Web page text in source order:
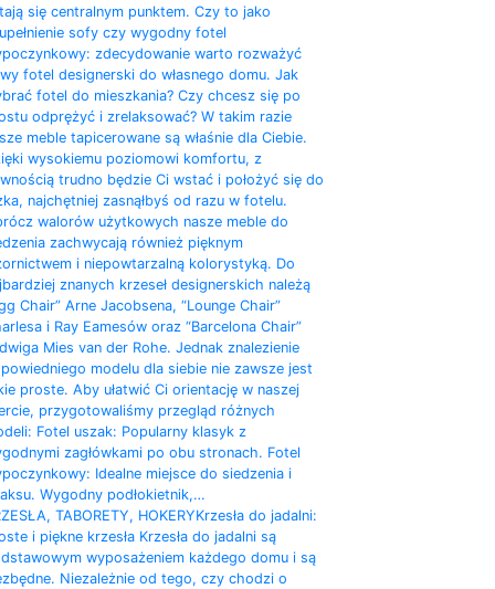
się centralnym punktem. Czy to jako
sofy czy wygodny fotel
zdecydowanie warto rozważyć
fotel designerski do własnego domu. Jak
fotel do mieszkania? Czy chcesz się po
odprężyć i zrelaksować? W takim razie
meble tapicerowane są właśnie dla Ciebie.
wysokiemu poziomowi komfortu, z
trudno będzie Ci wstać i położyć się do
najchętniej zasnąłbyś od razu w fotelu.
walorów użytkowych nasze meble do
zachwycają również pięknym
i niepowtarzalną kolorystyką. Do
znanych krzeseł designerskich należą
Chair” Arne Jacobsena, “Lounge Chair”
i Ray Eamesów oraz “Barcelona Chair”
Mies van der Rohe. Jednak znalezienie
modelu dla siebie nie zawsze jest
proste. Aby ułatwić Ci orientację w naszej
przygotowaliśmy przegląd różnych
Fotel uszak: Popularny klasyk z
zagłówkami po obu stronach. Fotel
Idealne miejsce do siedzenia i
Wygodny podłokietnik,…
TABORETY, HOKERYKrzesła do jadalni:
i piękne krzesła Krzesła do jadalni są
wyposażeniem każdego domu i są
Niezależnie od tego, czy chodzi o